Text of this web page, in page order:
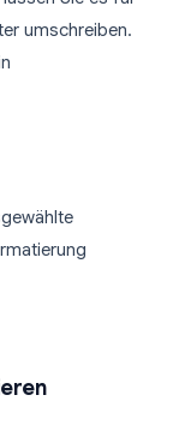
umschreiben.